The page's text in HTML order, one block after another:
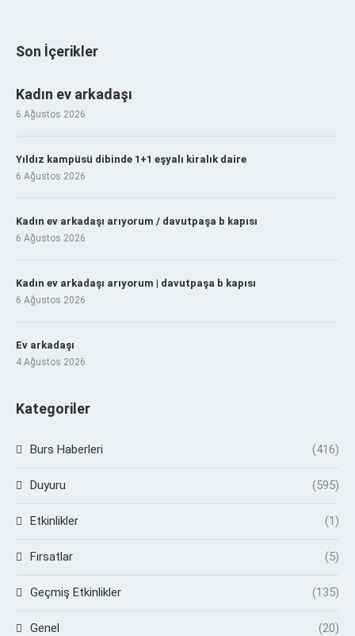
Son İçerikler
Kadın ev arkadaşı
6 Ağustos 2026
Yıldız kampüsü dibinde 1+1 eşyalı kiralık daire
6 Ağustos 2026
Kadın ev arkadaşı arıyorum / davutpaşa b kapısı
6 Ağustos 2026
Kadın ev arkadaşı arıyorum | davutpaşa b kapısı
6 Ağustos 2026
Ev arkadaşı
4 Ağustos 2026
Kategoriler
Burs Haberleri (416)
Duyuru (595)
Etkinlikler (1)
Fırsatlar (5)
Geçmiş Etkinlikler (135)
Genel (20)